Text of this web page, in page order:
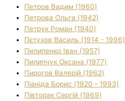
Петров Вадим (1960)
Петрова Ольга (1942)
Петрук Роман (1940)
Пєтухов Василь (1914 - 1996)
Пилипенко Іван (1957)
Пилипчук Оксана (1977)
Пирогов Валерій (1962)
Піаніда Борис (1920 - 1993)
Півторак Сергій (1969)